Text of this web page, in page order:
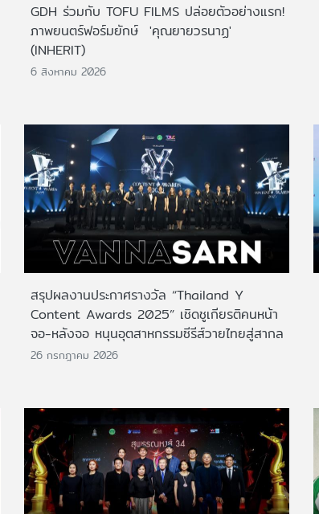
GDH ร่วมกับ TOFU FILMS ปล่อยตัวอย่างแรก!
ภาพยนตร์ฟอร์มยักษ์ 'คุณยายวรนาฏ'
(INHERIT)
6 สิงหาคม 2026
สรุปผลงานประกาศรางวัล “Thailand Y
Content Awards 2025” เชิดชูเกียรติคนหน้า
จอ-หลังจอ หนุนอุตสาหกรรมซีรีส์วายไทยสู่สากล
26 กรกฎาคม 2026